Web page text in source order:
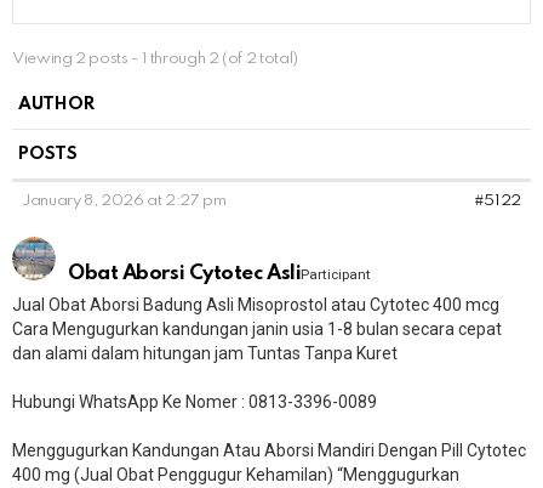
Viewing 2 posts - 1 through 2 (of 2 total)
AUTHOR
POSTS
January 8, 2026 at 2:27 pm #5122
Obat Aborsi Cytotec AsliParticipant
Jual Obat Aborsi Badung Asli Misoprostol atau Cytotec 400 mcg
Cara Mengugurkan kandungan janin usia 1-8 bulan secara cepat
dan alami dalam hitungan jam Tuntas Tanpa Kuret
Hubungi WhatsApp Ke Nomer : 0813-3396-0089​
Menggugurkan Kandungan Atau Aborsi Mandiri Dengan Pill Cytotec
400 mg (Jual Obat Penggugur Kehamilan) “Menggugurkan